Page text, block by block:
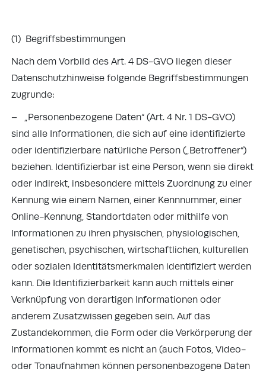
(1) Begriffsbestimmungen
Nach dem Vorbild des Art. 4 DS-GVO liegen dieser
Datenschutzhinweise folgende Begriffsbestimmungen
zugrunde:
– „Personenbezogene Daten“ (Art. 4 Nr. 1 DS-GVO)
sind alle Informationen, die sich auf eine identifizierte
oder identifizierbare natürliche Person („Betroffener“)
beziehen. Identifizierbar ist eine Person, wenn sie direkt
oder indirekt, insbesondere mittels Zuordnung zu einer
Kennung wie einem Namen, einer Kennnummer, einer
Online-Kennung, Standortdaten oder mithilfe von
Informationen zu ihren physischen, physiologischen,
genetischen, psychischen, wirtschaftlichen, kulturellen
oder sozialen Identitätsmerkmalen identifiziert werden
kann. Die Identifizierbarkeit kann auch mittels einer
Verknüpfung von derartigen Informationen oder
anderem Zusatzwissen gegeben sein. Auf das
Zustandekommen, die Form oder die Verkörperung der
Informationen kommt es nicht an (auch Fotos, Video-
oder Tonaufnahmen können personenbezogene Daten